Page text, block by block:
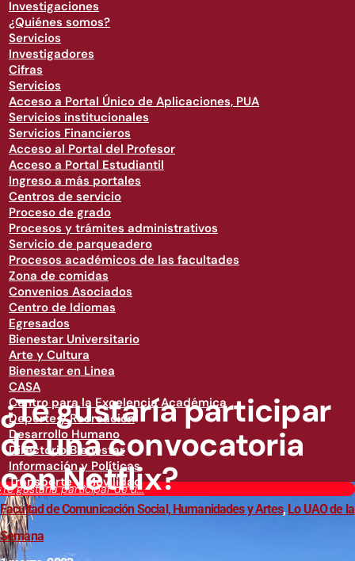
Investigaciones
¿Quiénes somos?
Servicios
Investigadores
Cifras
Servicios
Acceso a Portal Único de Aplicaciones, PUA
Servicios institucionales
Servicios Financieros
Acceso al Portal del Profesor
Acceso a Portal Estudiantil
Ingreso a más portales
Centros de servicio
Proceso de grado
Procesos y trámites administrativos
Servicio de parqueadero
Procesos académicos de las facultades
Zona de comidas
Convenios Asociados
Centro de Idiomas
Egresados
Bienestar Universitario
Arte y Cultura
Bienestar en Linea
CASA
Centro para la Excelencia Académica
Deporte y Recreación
Desarrollo Humano
Directorio Bienestar
Información y Políticas
Transporte y Movilidad
gustaría participar de u...
¿Te gustaría participar
de una convocatoria
con Netflix?
Facultad de Comunicación Social, Humanidades y Artes, Lo UAO de la
Semana